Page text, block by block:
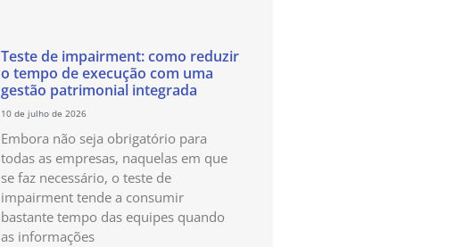
Teste de impairment: como reduzir
o tempo de execução com uma
gestão patrimonial integrada
10 de julho de 2026
Embora não seja obrigatório para
todas as empresas, naquelas em que
se faz necessário, o teste de
impairment tende a consumir
bastante tempo das equipes quando
as informações